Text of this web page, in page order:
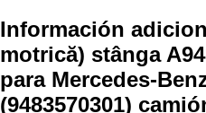
Información
motrică) stânga
para Mercedes-
(9483570301)